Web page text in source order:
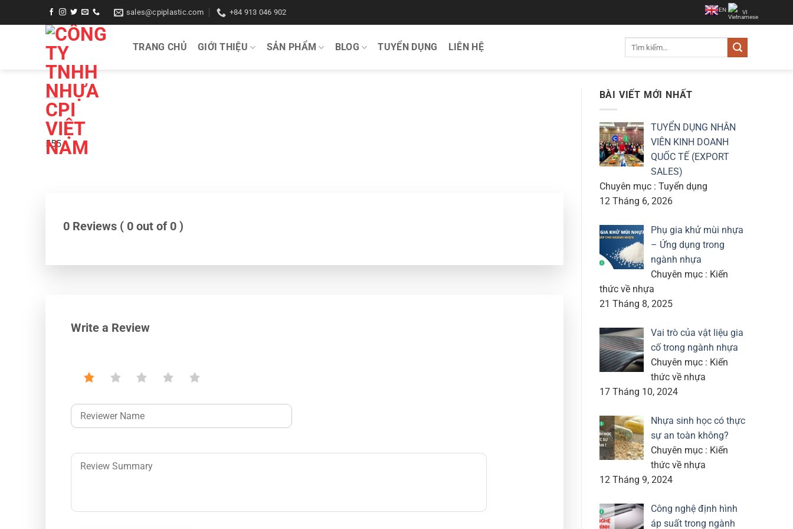
sales@cpiplastic.com +84 913 046 902 EN VI
TRANG CHỦ GIỚI THIỆU SẢN PHẨM BLOG TUYỂN DỤNG LIÊN HỆ
555
0 Reviews ( 0 out of 0 )
Write a Review
BÀI VIẾT MỚI NHẤT
TUYỂN DỤNG NHÂN
VIÊN KINH DOANH
QUỐC TẾ (EXPORT
SALES)
Chuyên mục : Tuyển dụng
12 Tháng 6, 2026
Phụ gia khử mùi nhựa
– Ứng dụng trong
ngành nhựa
Chuyên mục : Kiến
thức về nhựa
21 Tháng 8, 2025
Vai trò của vật liệu gia
cố trong ngành nhựa
Chuyên mục : Kiến
thức về nhựa
17 Tháng 10, 2024
Nhựa sinh học có thực
sự an toàn không?
Chuyên mục : Kiến
thức về nhựa
12 Tháng 9, 2024
Công nghệ định hình
áp suất trong ngành